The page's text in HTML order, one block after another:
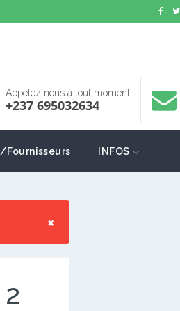
Appelez nous à tout moment
+237 695032634
Fournisseurs INFOS
×